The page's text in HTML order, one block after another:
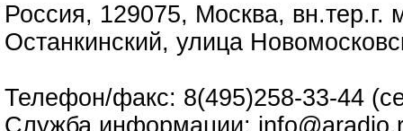
Россия, 129075, Москва, вн.тер.г.
Останкинский, улица
Телефон/факс: 8(495)258-33-44
Служба информации: